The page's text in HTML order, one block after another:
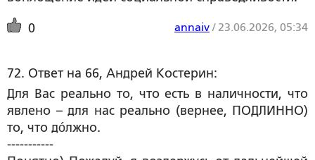
0 annaiv / 23.06.2026, 05:34
72. Ответ на 66, Андрей Костерин:
Для Вас реально то, что есть в наличности, что
явлено – для нас реально (вернее, ПОДЛИННО)
то, что дóлжно.
-----------